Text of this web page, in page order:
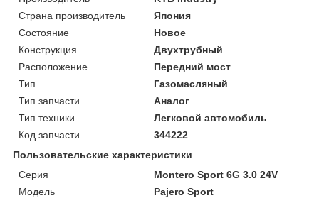
Страна производитель
Япония
Состояние
Новое
Конструкция
Двухтрубный
Расположение
Передний мост
Тип
Газомасляный
Тип запчасти
Аналог
Тип техники
Легковой автомобиль
Код запчасти
344222
Пользовательские характеристики
Серия
Montero Sport 6G 3.0 24V
Модель
Pajero Sport